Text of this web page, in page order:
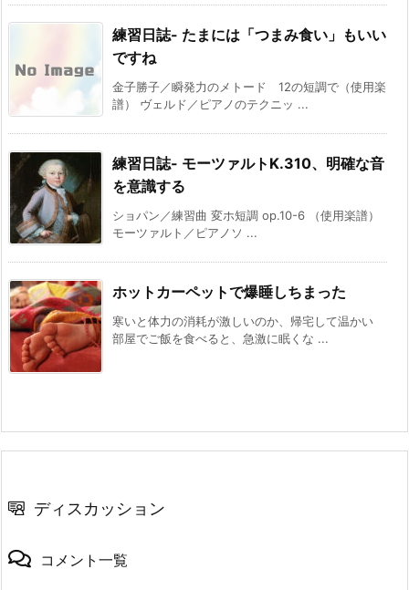
練習日誌- たまには「つまみ食い」もいい
ですね
金子勝子／瞬発力のメトード 12の短調で（使用楽
譜） ヴェルド／ピアノのテクニッ ...
練習日誌- モーツァルトK.310、明確な音
を意識する
ショパン／練習曲 変ホ短調 op.10-6 （使用楽譜）
モーツァルト／ピアノソ ...
ホットカーペットで爆睡しちまった
寒いと体力の消耗が激しいのか、帰宅して温かい
部屋でご飯を食べると、急激に眠くな ...
ディスカッション
コメント一覧